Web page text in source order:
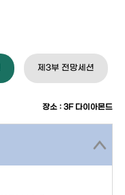
제3부 전망세션
장소 : 3F 다이아몬드